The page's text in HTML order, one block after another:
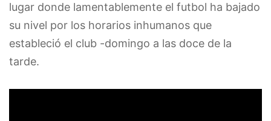
lugar donde lamentablemente el futbol ha bajado
su nivel por los horarios inhumanos que
estableció el club -domingo a las doce de la
tarde.